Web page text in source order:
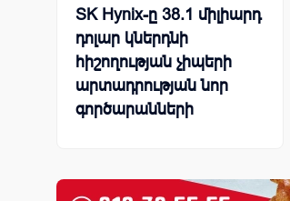
SK Hynix-ը 38.1 միլիարդ
դոլար կներդնի
հիշողության չիպերի
արտադրության նոր
գործարանների